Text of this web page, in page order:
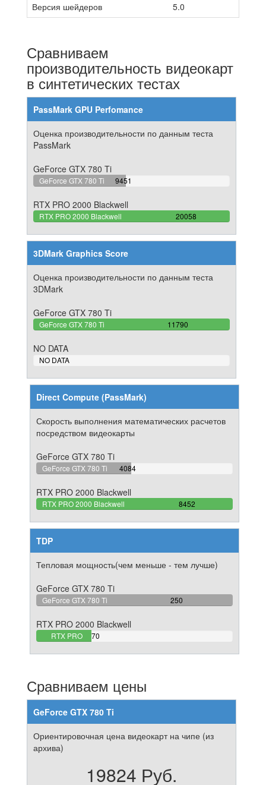
Версия шейдеров
5.0
Сравниваем
производительность видеокарт
в синтетических тестах
PassMark GPU Perfomance
Оценка производительности по данным теста
PassMark
GeForce GTX 780 Ti
GeForce GTX 780 Ti 9451
47.11835676538%
RTX PRO 2000 Blackwell
RTX PRO 2000 Blackwell 20058
100%
3DMark Graphics Score
Оценка производительности по данным теста
3DMark
GeForce GTX 780 Ti
GeForce GTX 780 Ti 11790
100%
NO DATA
NO DATA
0%
Direct Compute (PassMark)
Скорость выполнения математических расчетов
посредством видеокарты
GeForce GTX 780 Ti
GeForce GTX 780 Ti 4084
48.319924278277%
RTX PRO 2000 Blackwell
RTX PRO 2000 Blackwell 8452
100%
TDP
Тепловая мощность(чем меньше - тем лучше)
GeForce GTX 780 Ti
GeForce GTX 780 Ti 250
100%
RTX PRO 2000 Blackwell
RTX PRO
70
28%
Сравниваем цены
GeForce GTX 780 Ti
Ориентировочная цена видеокарт на чипе (из
архива)
19824 Руб.